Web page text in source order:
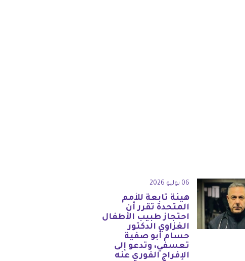
06 يوليو 2026
هيئة تابعة للأمم
المتحدة تقرر أن
احتجاز طبيب الأطفال
الغزاوي الدكتور
حسام أبو صفية
تعسفي، وتدعو إلى
الإفراج الفوري عنه